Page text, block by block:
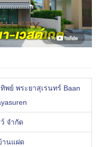
ย์ พระยาสุเรนทร์ Baan
จำกัด
านแฝด